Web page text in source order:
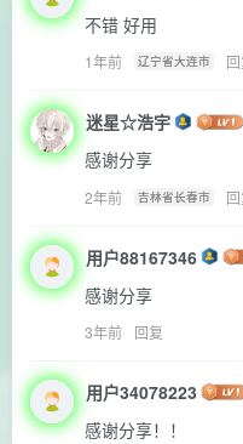
不错 好用
1年前 辽宁省大连市
迷星☆浩宇
感谢分享
2年前 吉林省长春市
用户88167346
感谢分享
3年前 回复
用户34078223
感谢分享！！